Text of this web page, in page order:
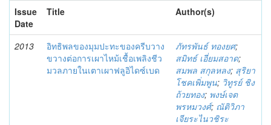
Issue
Date
Title Author(s)
2013
อิทธิพลของมุมปะทะของครีบวาง
ขวางต่อการเผาไหม้เชื้อเพลิงชีว
มวลภายในเตาเผาฟลูอิไดซ์เบด
ภัทรพันธ์ ทองยศ;
สมิทธ์ เอี่ยมสอาด;
สมพล สกุลหลง; สุริยา
โชคเพิ่มพูน; วิทูรย์ ชิง
ถ้วยทอง; พงษ์เจต
พรหมวงศ์; ณัติวิภา
เจียระไนวชิระ